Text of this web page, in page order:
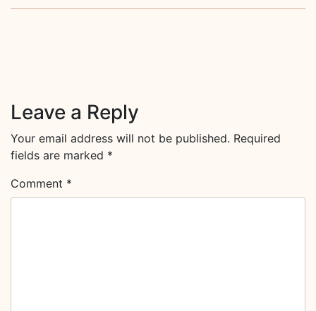
Leave a Reply
Your email address will not be published. Required
fields are marked *
Comment *